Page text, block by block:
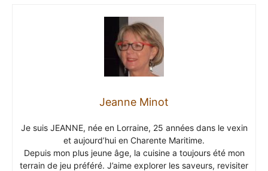
Jeanne Minot
Je suis JEANNE, née en Lorraine, 25 années dans le vexin
et aujourd’hui en Charente Maritime.
Depuis mon plus jeune âge, la cuisine a toujours été mon
terrain de jeu préféré. J’aime explorer les saveurs, revisiter